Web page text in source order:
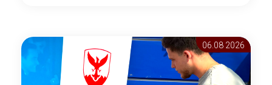
06.08 2026